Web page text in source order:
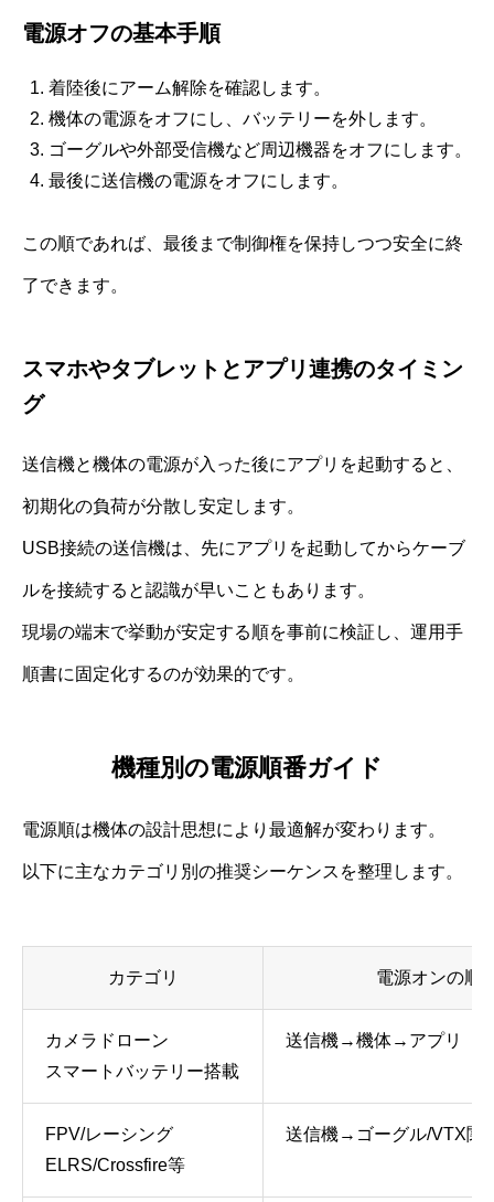
電源オフの基本手順
着陸後にアーム解除を確認します。
機体の電源をオフにし、バッテリーを外します。
ゴーグルや外部受信機など周辺機器をオフにします。
最後に送信機の電源をオフにします。
この順であれば、最後まで制御権を保持しつつ安全に終
了できます。
スマホやタブレットとアプリ連携のタイミン
グ
送信機と機体の電源が入った後にアプリを起動すると、
初期化の負荷が分散し安定します。
USB接続の送信機は、先にアプリを起動してからケーブ
ルを接続すると認識が早いこともあります。
現場の端末で挙動が安定する順を事前に検証し、運用手
順書に固定化するのが効果的です。
機種別の電源順番ガイド
電源順は機体の設計思想により最適解が変わります。
以下に主なカテゴリ別の推奨シーケンスを整理します。
カテゴリ 電源オンの順
カメラドローン
スマートバッテリー搭載
送信機→機体→アプリ
FPV/レーシング
ELRS/Crossfire等
送信機→ゴーグル/VTX関